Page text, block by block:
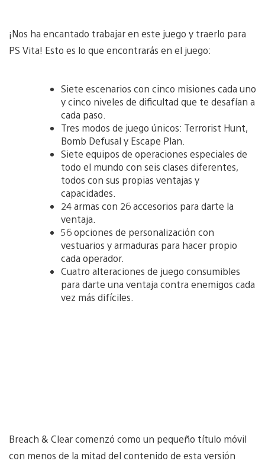
¡Nos ha encantado trabajar en este juego y traerlo para
PS Vita! Esto es lo que encontrarás en el juego:
Siete escenarios con cinco misiones cada uno
y cinco niveles de dificultad que te desafían a
cada paso.
Tres modos de juego únicos: Terrorist Hunt,
Bomb Defusal y Escape Plan.
Siete equipos de operaciones especiales de
todo el mundo con seis clases diferentes,
todos con sus propias ventajas y
capacidades.
24 armas con 26 accesorios para darte la
ventaja.
56 opciones de personalización con
vestuarios y armaduras para hacer propio
cada operador.
Cuatro alteraciones de juego consumibles
para darte una ventaja contra enemigos cada
vez más difíciles.
Breach & Clear comenzó como un pequeño título móvil
con menos de la mitad del contenido de esta versión